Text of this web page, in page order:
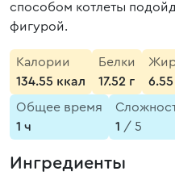
способом котлеты
фигурой.
Калории
134.55 ккал
Белки
17.52 г
6.55
Общее время
1 ч
1 / 5
Ингредиенты